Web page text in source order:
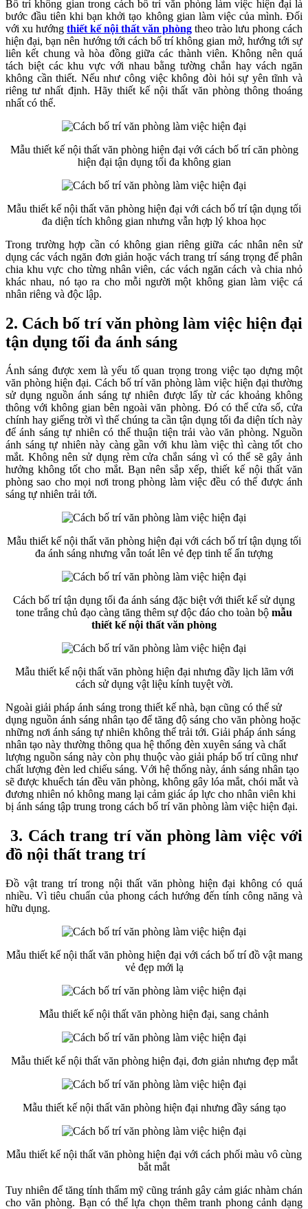
Bố trí không gian trong cách bố trí văn phòng làm việc hiện đại là
bước đầu tiên khi bạn khởi tạo không gian làm việc của mình. Đối
với xu hướng thiết kế nội thất văn phòng theo trào lưu phong cách
hiện đại, bạn nên hướng tới cách bố trí không gian mở, hướng tới sự
liên kết chung và hòa đồng giữa các thành viên. Không nên quá
tách biệt các khu vực với nhau bằng tường chắn hay vách ngăn
không cần thiết. Nếu như công việc không đòi hỏi sự yên tĩnh và
riêng tư nhất định. Hãy thiết kế nội thất văn phòng thông thoáng
nhất có thể.
Mẫu thiết kế nội thất văn phòng hiện đại với cách bố trí căn phòng
hiện đại tận dụng tối đa không gian
Mẫu thiết kế nội thất văn phòng hiện đại với cách bố trí tận dụng tối
đa diện tích không gian nhưng vẫn hợp lý khoa học
Trong trường hợp cần có không gian riêng giữa các nhân nên sử
dụng các vách ngăn đơn giản hoặc vách trang trí sáng trọng để phân
chia khu vực cho từng nhân viên, các vách ngăn cách và chia nhỏ
khác nhau, nó tạo ra cho mỗi người một không gian làm việc cá
nhân riêng và độc lập.
2. Cách bố trí văn phòng làm việc hiện đại
tận dụng tối đa ánh sáng
Ánh sáng được xem là yếu tố quan trọng trong việc tạo dựng một
văn phòng hiện đại. Cách bố trí văn phòng làm việc hiện đại thường
sử dụng nguồn ánh sáng tự nhiên được lấy từ các khoảng không
thông với không gian bên ngoài văn phòng. Đó có thể cửa sổ, cửa
chính hay giếng trời vì thế chúng ta cần tận dụng tối đa diện tích này
để ánh sáng tự nhiên có thể thuận tiện trải vào văn phòng. Nguồn
ánh sáng tự nhiên này càng gần với khu làm việc thì càng tốt cho
mắt. Không nên sử dụng rèm cửa chắn sáng vì có thể sẽ gây ảnh
hưởng không tốt cho mắt. Bạn nên sắp xếp, thiết kế nội thất văn
phòng sao cho mọi nơi trong phòng làm việc đều có thể được ánh
sáng tự nhiên trải tới.
Mẫu thiết kế nội thất văn phòng hiện đại với cách bố trí tận dụng tối
đa ánh sáng nhưng vẫn toát lên vẻ đẹp tinh tế ấn tượng
Cách bố trí tận dụng tối đa ánh sáng đặc biệt với thiết kế sử dụng
tone trắng chủ đạo càng tăng thêm sự độc đáo cho toàn bộ mẫu
thiết kế nội thất văn phòng
Mẫu thiết kế nội thất văn phòng hiện đại nhưng đầy lịch lãm với
cách sử dụng vật liệu kính tuyệt vời.
Ngoài giải pháp ánh sáng trong thiết kế nhà, bạn cũng có thể sử
dụng nguồn ánh sáng nhân tạo để tăng độ sáng cho văn phòng hoặc
những nơi ánh sáng tự nhiên không thể trải tới. Giải pháp ánh sáng
nhân tạo này thường thông qua hệ thống đèn xuyên sáng và chất
lượng nguồn sáng này còn phụ thuộc vào giải pháp bố trí cũng như
chất lượng đèn led chiếu sáng. Với hệ thống này, ánh sáng nhân tạo
sẽ được khuếch tán đều văn phòng, không gây lóa mắt, chói mắt và
đương nhiên nó không mang lại cảm giác áp lực cho nhân viên khi
bị ánh sáng tập trung trong cách bố trí văn phòng làm việc hiện đại.
3. Cách trang trí văn phòng làm việc với
đồ nội thất trang trí
Đồ vật trang trí trong nội thất văn phòng hiện đại không có quá
nhiều. Vì tiêu chuẩn của phong cách hướng đến tính công năng và
hữu dụng.
Mẫu thiết kế nội thất văn phòng hiện đại với cách bố trí đồ vật mang
vẻ đẹp mới lạ
Mẫu thiết kế nội thất văn phòng hiện đại, sang chảnh
Mẫu thiết kế nội thất văn phòng hiện đại, đơn giản nhưng đẹp mắt
Mẫu thiết kế nội thất văn phòng hiện đại nhưng đầy sáng tạo
Mẫu thiết kế nội thất văn phòng hiện đại với cách phối màu vô cùng
bắt mắt
Tuy nhiên để tăng tính thẩm mỹ cũng tránh gây cảm giác nhàm chán
cho văn phòng. Bạn có thể lựa chọn thêm tranh phong cảnh dạng